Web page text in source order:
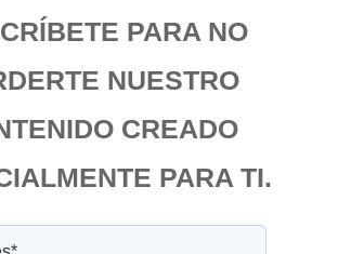
PARA NO
NUESTRO
CREADO
PARA TI.